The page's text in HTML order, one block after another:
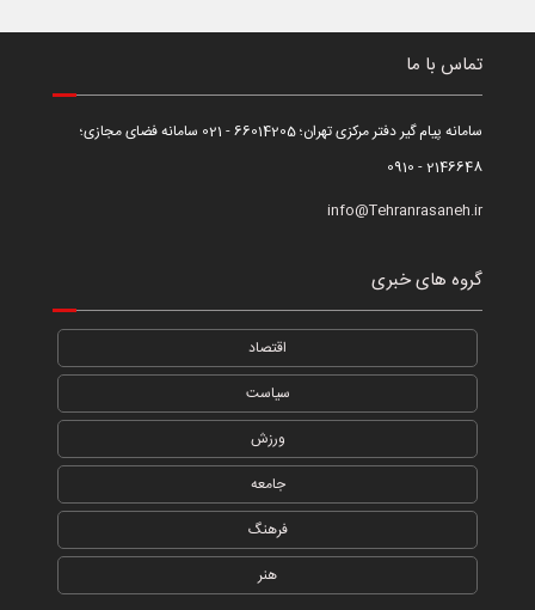
تماس با ما
سامانه پیام گیر دفتر مرکزی تهران؛ 66014205 - 021 سامانه فضای مجازی؛
2146648 - 0910
info@Tehranrasaneh.ir
گروه های خبری
اقتصاد
سیاست
ورزش
جامعه
فرهنگ
هنر